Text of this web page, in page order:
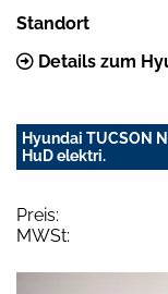
Standort
Details zum
Hyundai TUCSON
HuD elektri.
Preis:
MWSt: